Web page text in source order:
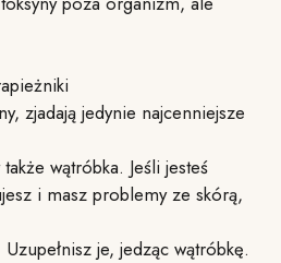
zjadają jedynie najcenniejsze
wątróbka. Jeśli jesteś
i masz problemy ze skórą,
je, jedząc wątróbkę.